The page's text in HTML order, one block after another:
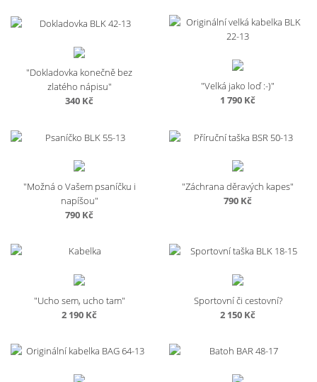
"Dokladovka konečně bez
zlatého nápisu"
340 Kč
"Velká jako loď :-)"
1 790 Kč
"Možná o Vašem psaníčku i
napíšou"
790 Kč
"Záchrana děravých kapes"
790 Kč
"Ucho sem, ucho tam"
2 190 Kč
Sportovní či cestovní?
2 150 Kč